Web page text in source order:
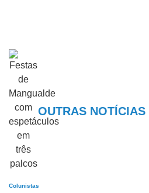
OUTRAS NOTÍCIAS
Colunistas